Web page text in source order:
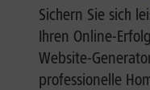
Sichern Sie sich
Ihren Online-
Website-
professionelle